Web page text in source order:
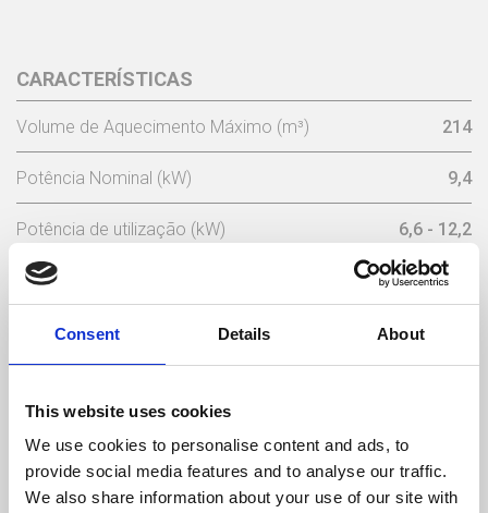
Consent Details About
This website uses cookies
We use cookies to personalise content and ads, to
provide social media features and to analyse our traffic.
We also share information about your use of our site with
CARACTERÍSTICAS
Volume de Aquecimento Máximo (m³) 214
Potência Nominal (kW) 9,4
Potência de utilização (kW) 6,6 - 12,2
Rendimento Nominal (%) 80,9
Consumo Lenha/Hora (kg)
Temperatura Máxima de Gases (ºC)
Peso (kg)